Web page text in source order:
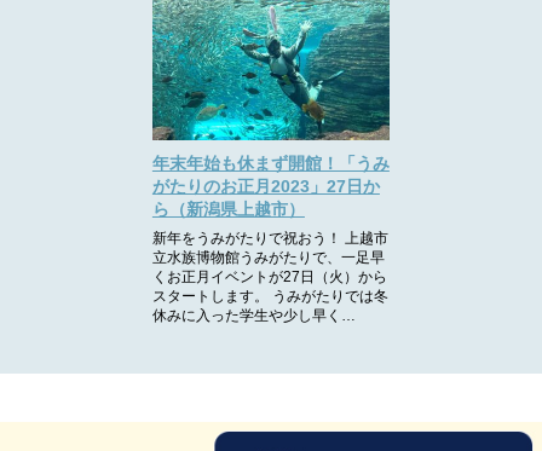
年末年始も休まず開館！「うみ
がたりのお正月2023」27日か
ら（新潟県上越市）
新年をうみがたりで祝おう！ 上越市
立水族博物館うみがたりで、一足早
くお正月イベントが27日（火）から
スタートします。 うみがたりでは冬
休みに入った学生や少し早く…